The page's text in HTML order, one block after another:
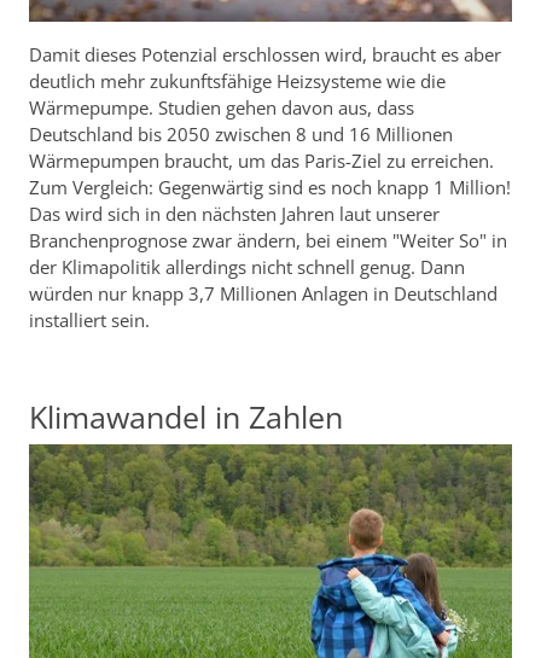
Damit dieses Potenzial erschlossen wird, braucht es aber
deutlich mehr zukunftsfähige Heizsysteme wie die
Wärmepumpe. Studien gehen davon aus, dass
Deutschland bis 2050 zwischen 8 und 16 Millionen
Wärmepumpen braucht, um das Paris-Ziel zu erreichen.
Zum Vergleich: Gegenwärtig sind es noch knapp 1 Million!
Das wird sich in den nächsten Jahren laut unserer
Branchenprognose zwar ändern, bei einem "Weiter So" in
der Klimapolitik allerdings nicht schnell genug. Dann
würden nur knapp 3,7 Millionen Anlagen in Deutschland
installiert sein.
Klimawandel in Zahlen